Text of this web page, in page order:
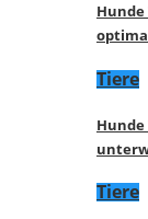
Tiere
Tiere